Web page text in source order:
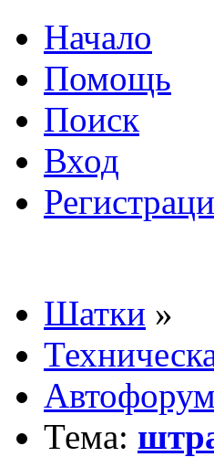
Начало
Помощь
Поиск
Вход
Шатки »
Автофорум
Тема: